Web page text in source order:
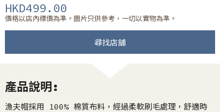
HKD499.00
價格以店內標價為準。圖片只供參考，一切以實物為準。
尋找店舖
產品說明:
漁夫帽採用 100% 棉質布料，經過柔軟刷毛處理，舒適時